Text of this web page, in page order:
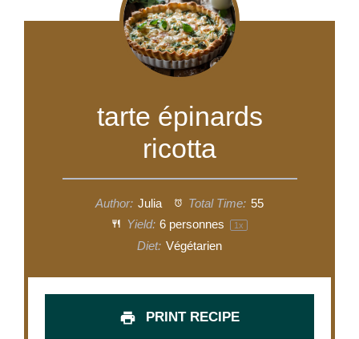
tarte épinards
ricotta
Author: Julia Total Time: 55
Yield: 6 personnes 1x
Diet: Végétarien
PRINT RECIPE